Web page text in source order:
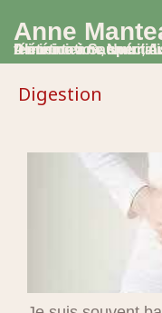
Anne
Diététicienne Nutritionniste, Experte en Nutrition et
Digestion